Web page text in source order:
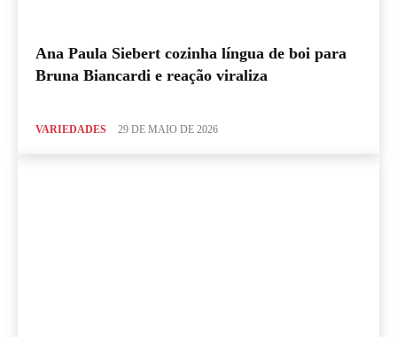
Ana Paula Siebert cozinha língua de boi para
Bruna Biancardi e reação viraliza
VARIEDADES 29 DE MAIO DE 2026